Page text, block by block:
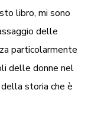
libro, mi sono
delle
particolarmente
delle donne nel
storia che è